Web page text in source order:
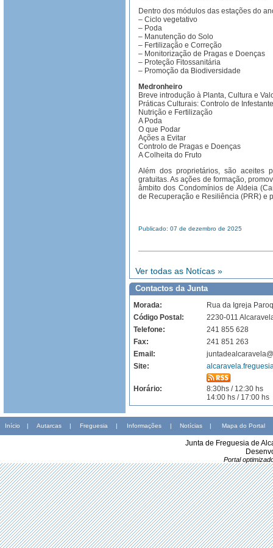
Dentro dos módulos das estações do
– Ciclo vegetativo
– Poda
– Manutenção do Solo
– Fertilização e Correção
– Monitorização de Pragas e Doenças
– Proteção Fitossanitária
– Promoção da Biodiversidade
Medronheiro
Breve introdução à Planta, Cultura e
Práticas Culturais: Controlo de
Nutrição e Fertilização
A Poda
O que Podar
Ações a Evitar
Controlo de Pragas e Doenças
A Colheita do Fruto
Além dos proprietários, são aceites
gratuitas. As ações de formação,
âmbito dos Condomínios de Aldeia
de Recuperação e Resiliência (PRR) e
Publicado: 07 de dezembro de 2025
Ver todas as Notícas »
Contactos da Junta
Morada:
Rua da Igreja
Código Postal:
2230-011
Telefone:
241 855 628
Fax:
241 851 263
Email:
Site:
Horário:
8:30hs / 12:30 hs
14:00 hs / 17:00 hs
Início | Autarcas | Freguesia | Informações | Notícias | Mapa do Portal
Junta de Freguesia de
Portal